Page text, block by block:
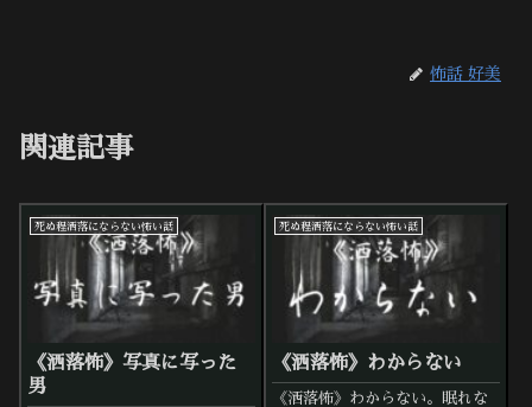
怖話 好美
関連記事
死ぬ程洒落にならない怖い話
《洒落怖》写真に写った
男
死ぬ程洒落にならない怖い話
《洒落怖》わからない
《洒落怖》わからない。眠れな